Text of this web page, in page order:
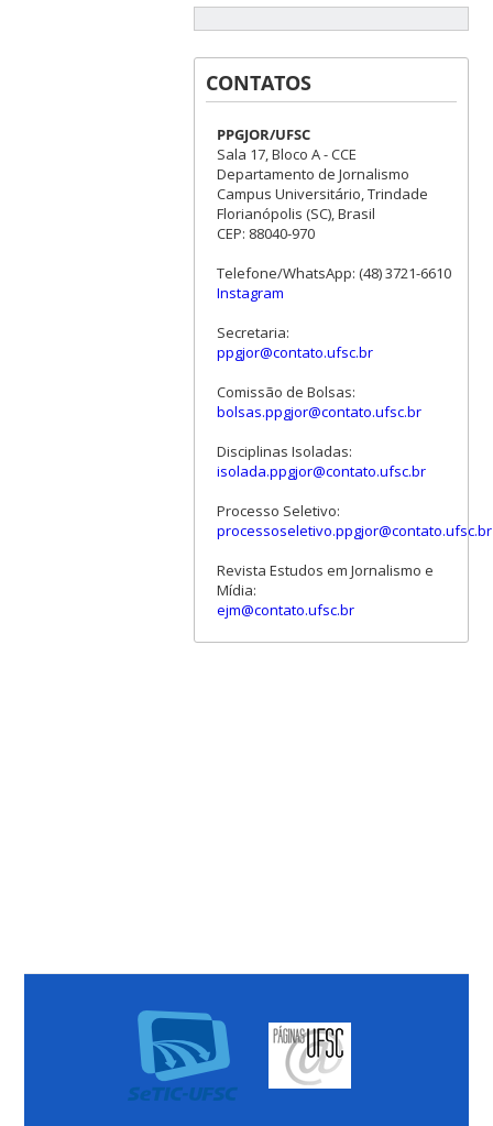
CONTATOS
PPGJOR/UFSC
Sala 17, Bloco A - CCE
Departamento de Jornalismo
Campus Universitário, Trindade
Florianópolis (SC), Brasil
CEP: 88040-970
Telefone/WhatsApp: (48) 3721-6610
Instagram
Secretaria:
ppgjor@contato.ufsc.br
Comissão de Bolsas:
bolsas.ppgjor@contato.ufsc.br
Disciplinas Isoladas:
isolada.ppgjor@contato.ufsc.br
Processo Seletivo:
processoseletivo.ppgjor@contato.ufsc.br
Revista Estudos em Jornalismo e
Mídia:
ejm@contato.ufsc.br